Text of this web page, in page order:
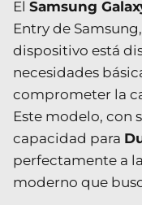
El Samsung
Entry de
dispositivo está
necesidades
comprometer la
Este modelo, con
capacidad para
perfectamente a
moderno que